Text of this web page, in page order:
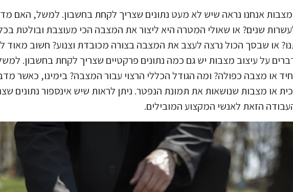
מצבות אנחנו נראה שיש לא מעט נתונים שצריך לקחת בחשבון. למשל, האם
שנים? או שאולי המטרה היא ליצור את המצבה הכי מעוצבת ובולטת
או שבסך הכול נרצה לעצב את המצבה בצורה מכובדת וצנוע? חשוב מאוד
על עיצוב מצבות יש גם כמה נתונים פרקטיים שצריך לקחת בחשבון.
או מצבה כפולה? ומה הגודל הכללי הרצוי עבור המצבה? בימינו, כאשר
או מצבות שנושאות את תמונת הנפטר. ניתן לראות שיש אינספור
הזאת לאנשי המקצוע המובילים.